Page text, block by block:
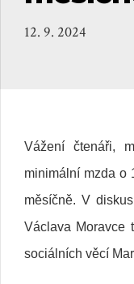
12. 9. 2024
Vážení čtenáři,
minimální mzda o
měsíčně. V
Václava Moravce
sociálních věcí